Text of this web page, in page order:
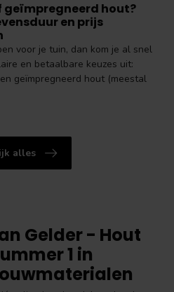
geïmpregneerd hout?
en prijs
voor je tuin, dan kom je al snel
en betaalbare keuzes uit:
geïmpregneerd hout (meestal
alles
Gelder - Hout
1 in